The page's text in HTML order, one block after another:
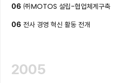
06 ㈜MOTOS 설립-협업체계구축
06 전사 경영 혁신 활동 전개
2005